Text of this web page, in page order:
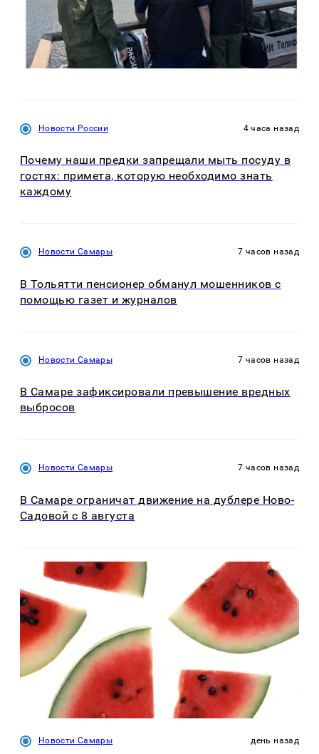
Новости России 4 часа назад
Почему наши предки запрещали мыть посуду в
гостях: примета, которую необходимо знать
каждому
Новости Самары 7 часов назад
В Тольятти пенсионер обманул мошенников с
помощью газет и журналов
Новости Самары 7 часов назад
В Самаре зафиксировали превышение вредных
выбросов
Новости Самары 7 часов назад
В Самаре ограничат движение на дублере Ново-
Садовой с 8 августа
Новости Самары день назад